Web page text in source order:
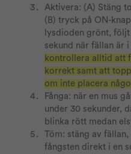
Aktivera: (A) Stäng
(B) tryck på ON-
lysdioden grönt,
sekund när fällan är
kontrollera alltid att
korrekt samt att
om inte placera
Fånga: när en mus
under 30 sekunder,
blinka rött medan
Töm: stäng av
fångsten direkt i en